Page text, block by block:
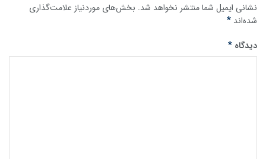
نشانی ایمیل شما منتشر نخواهد شد. بخش‌های موردنیاز علامت‌گذاری
شده‌اند *
دیدگاه *